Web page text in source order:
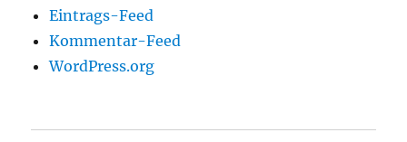
Eintrags-Feed
Kommentar-Feed
WordPress.org